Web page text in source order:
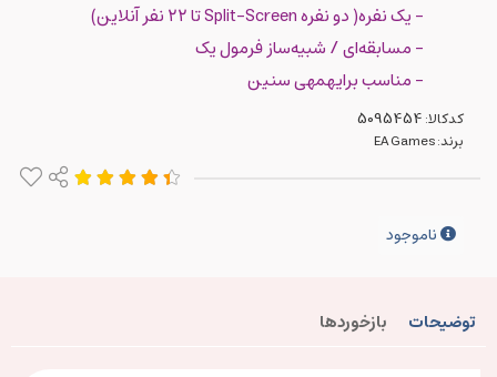
- یک نفره( دو نفره Split-Screen تا ۲۲ نفر آنلاین)
- مسابقه‌ای / شبیه‌ساز فرمول یک
- مناسب برایهمهی سنین
کدکالا:
برند:EA Games
ناموجود
توضیحات بازخوردها